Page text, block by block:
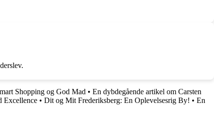
Shopping og God Mad • En dybdegående artikel om Carsten
Excellence • Dit og Mit Frederiksberg: En Oplevelsesrig By! • En